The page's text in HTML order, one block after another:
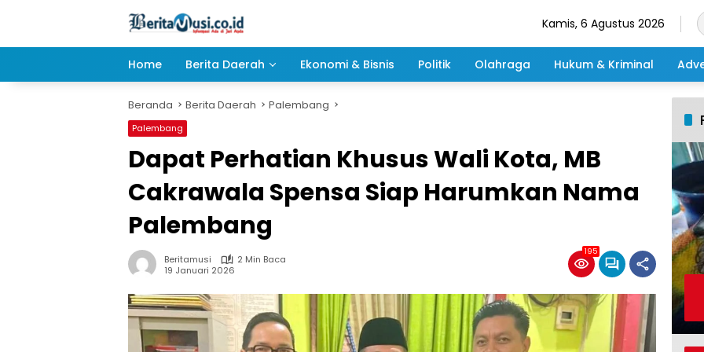
Kamis, 6 Agustus 2026
Home Berita Daerah Ekonomi & Bisnis Politik Olahraga Hukum & Kriminal
Beranda Berita Daerah Palembang
Palembang
Dapat Perhatian Khusus Wali Kota, MB
Cakrawala Spensa Siap Harumkan Nama
Palembang
Beritamusi
2 Min Baca
19 Januari 2026
195